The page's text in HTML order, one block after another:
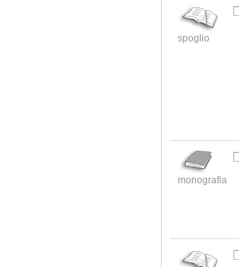
spoglio
monografia